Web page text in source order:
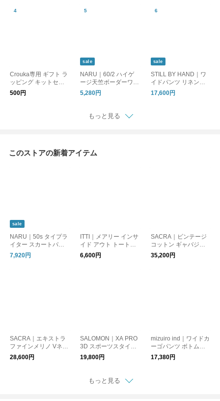
E 20SMSCU66 26SM
Crouka専用 ギフト ラ
ッピング キットセッ
ト プレゼント 贈り物
Gift Wrapping クロー
500円
sale
NARU｜60/2 ハイゲ
ージ天竺ボーダーワイ
ドTシャツ カットソー
667205BF ナル
5,280円
sale
STILL BY HAND｜ワ
イドパンツ リネンパ
ンツ タックパンツ PT
01262WM スティルバ
17,600円
もっと見る
このストアの新着アイテム
sale
NARU｜50s タイプラ
イター スカートパン
ツ ワイドパンツ イー
ジーパンツ 661905 ナ
7,920円
ITTI｜メアリー インサ
イド アウト トートバ
ッグ ショルダー Mサ
イズ 鞄 ユニセックス
6,600円
SACRA｜ビンテージ
コットン ギャバジン
パンツ ボトムス VINT
AGE COTTON GABA
35,200円
SACRA｜エキストラ
ファインメリノ Vネッ
クトップ ショート メ
リノウール EXTRA-FI
28,600円
SALOMON｜XA PRO
3D スポーツスタイル
シューズ スニーカー
エックスエープロ 3D
グ L41617400 L4161
7500 サロモン
19,800円
mizuiro ind｜ワイドカ
ーゴパンツ ボトムス
wide cargo PT 1-2600
16A ミズイロインド
17,380円
もっと見る